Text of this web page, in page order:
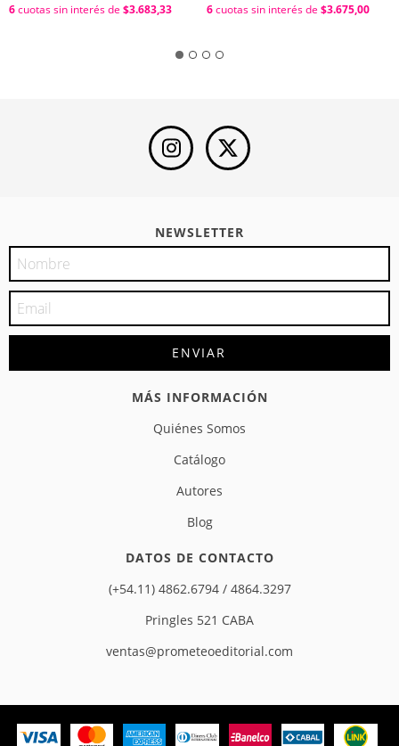
6cuotas sin interés de $3.683,33 6cuotas sin interés de $3.675,00
NEWSLETTER
MÁS INFORMACIÓN
Quiénes Somos
Catálogo
Autores
Blog
DATOS DE CONTACTO
(+54.11) 4862.6794 / 4864.3297
Pringles 521 CABA
ventas@prometeoeditorial.com